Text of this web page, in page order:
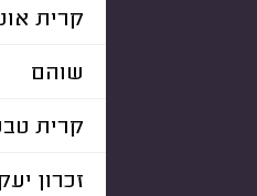
קרית
שוהם
קרית
זכרון